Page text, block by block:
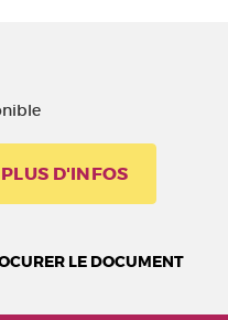
PLUS D'INFOS
LE DOCUMENT